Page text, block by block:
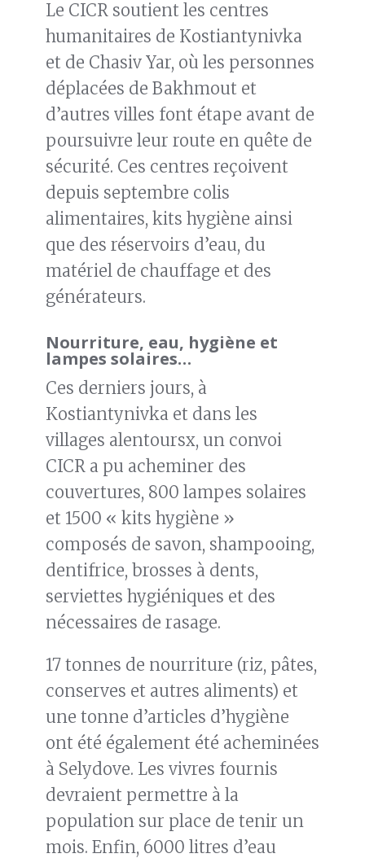
Le CICR soutient les centres
humanitaires de Kostiantynivka
et de Chasiv Yar, où les personnes
déplacées de Bakhmout et
d’autres villes font étape avant de
poursuivre leur route en quête de
sécurité. Ces centres reçoivent
depuis septembre colis
alimentaires, kits hygiène ainsi
que des réservoirs d’eau, du
matériel de chauffage et des
générateurs.
Nourriture, eau, hygiène et
lampes solaires…
Ces derniers jours, à
Kostiantynivka et dans les
villages alentoursx, un convoi
CICR a pu acheminer des
couvertures, 800 lampes solaires
et 1500 « kits hygiène »
composés de savon, shampooing,
dentifrice, brosses à dents,
serviettes hygiéniques et des
nécessaires de rasage.
17 tonnes de nourriture (riz, pâtes,
conserves et autres aliments) et
une tonne d’articles d’hygiène
ont été également été acheminées
à Selydove. Les vivres fournis
devraient permettre à la
population sur place de tenir un
mois. Enfin, 6000 litres d’eau